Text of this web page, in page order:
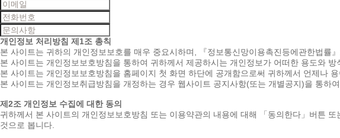
개인정보 처리방침 제1조 총칙
본 사이트는 귀하의 개인정보보호를 매우 중요시하며, 『정보통신망이용촉진등에관한법
본 사이트는 개인정보보호방침을 통하여 귀하께서 제공하시는 개인정보가 어떠한 용도와
본 사이트는 개인정보보호방침을 홈페이지 첫 화면 하단에 공개함으로써 귀하께서 언제나
본 사이트는 개인정보취급방침을 개정하는 경우 웹사이트 공지사항(또는 개별공지)을 통하
제2조 개인정보 수집에 대한 동의
귀하께서 본 사이트의 개인정보보호방침 또는 이용약관의 내용에 대해 「동의한다」버튼
것으로 봅니다.